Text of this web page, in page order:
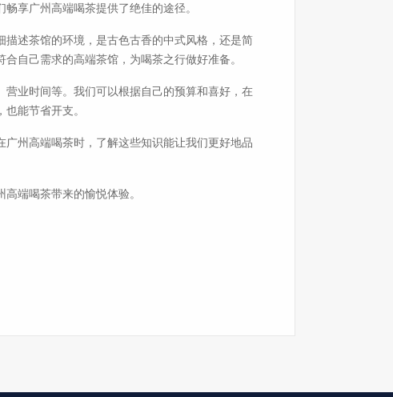
享广州高端喝茶提供了绝佳的途径。
述茶馆的环境，是古色古香的中式风格，还是简
自己需求的高端茶馆，为喝茶之行做好准备。
业时间等。我们可以根据自己的预算和喜好，在
能节省开支。
州高端喝茶时，了解这些知识能让我们更好地品
端喝茶带来的愉悦体验。